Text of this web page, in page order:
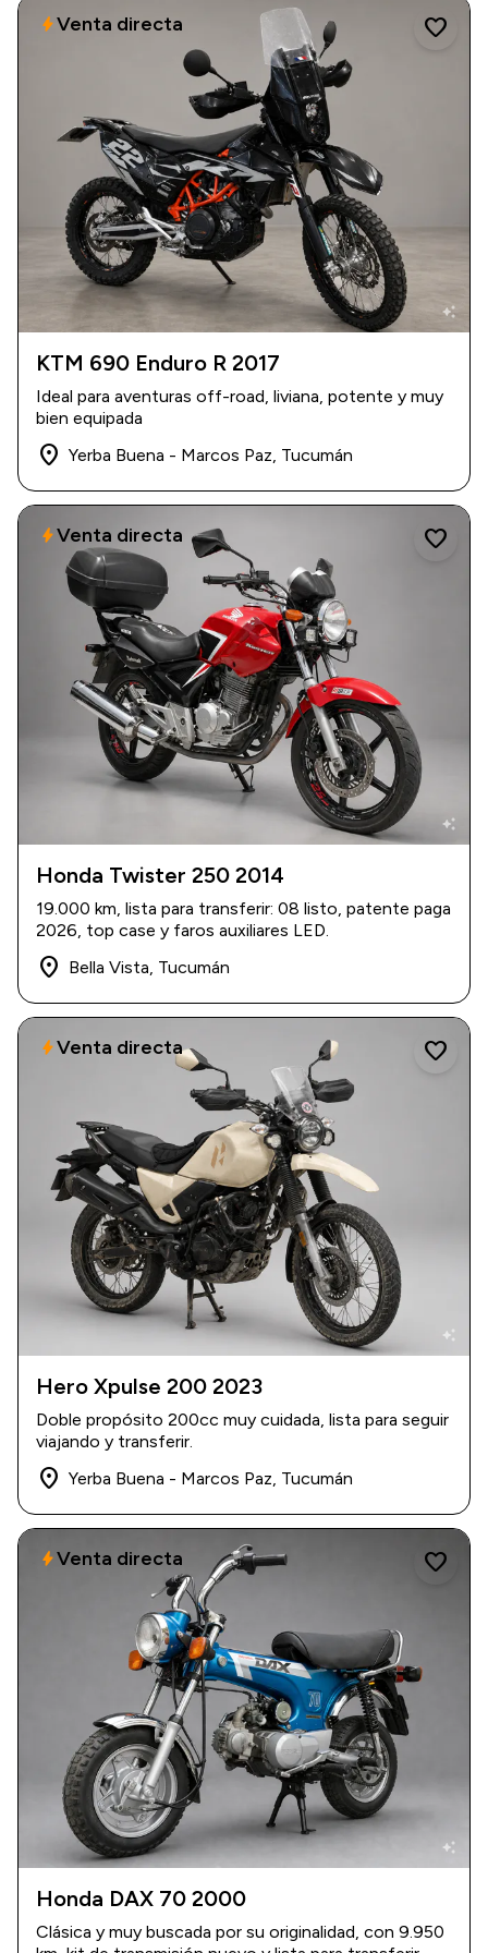
auto_awesome
2017 10.000 km
USD 16.000
KTM 690 Enduro R 2017
Ideal para aventuras off-road, liviana, potente y muy
bien equipada
place Yerba Buena - Marcos Paz, Tucumán
favorite
boltVenta directa
auto_awesome
2014|19.000 km
$ 5.000.000
Honda Twister 250 2014
19.000 km, lista para transferir: 08 listo, patente paga
2026, top case y faros auxiliares LED.
place Bella Vista, Tucumán
favorite
boltVenta directa
auto_awesome
2023 20.500 km
$ 3.500.000
Hero Xpulse 200 2023
Doble propósito 200cc muy cuidada, lista para seguir
viajando y transferir.
place Yerba Buena - Marcos Paz, Tucumán
favorite
boltVenta directa
auto_awesome
2000 9.950 km
Honda DAX 70 2000
Clásica y muy buscada por su originalidad, con 9.950
favorite
boltVenta directa